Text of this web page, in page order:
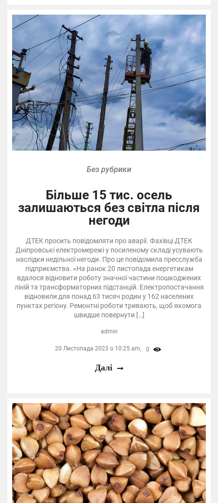
Без рубрики
Більше 15 тис. осель
залишаються без світла після
негоди
ДТЕК просить повідомляти про аварії. Фахівці ДТЕК
Дніпровські електромережі у посиленому складі усувають
наслідки недільної негоди. Про це повідомила пресслужба
підприємства. «На ранок 20 листопада енергетикам
вдалося відновити роботу значної частини пошкоджених
ліній та трансформаторних підстанцій. Електропостачання
відновили для понад 63 тисяч родин у 162 населених
пунктах регіону. Ремонтні роботи тривають, щоб якомога
швидше повернути […]
admin
20 Листопада 2023 о 10:25 am, 0
Далі